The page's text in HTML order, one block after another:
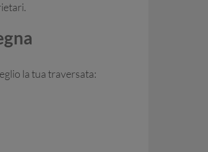
la tua traversata: